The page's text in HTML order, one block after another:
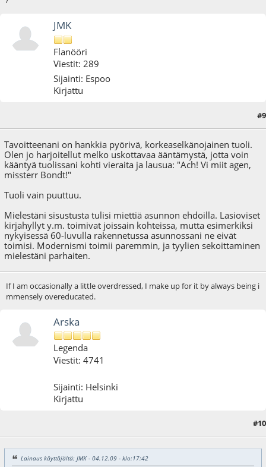
JMK
Flanööri
Viestit: 289
Sijainti: Espoo
Kirjattu
#9
Tavoitteenani on hankkia pyörivä, korkeaselkänojainen tuoli.
Olen jo harjoitellut melko uskottavaa ääntämystä, jotta voin
kääntyä tuolissani kohti vieraita ja lausua: "Ach! Vi miit agen,
missterr Bondt!"
Tuoli vain puuttuu.
Mielestäni sisustusta tulisi miettiä asunnon ehdoilla. Lasioviset
kirjahyllyt y.m. toimivat joissain kohteissa, mutta esimerkiksi
nykyisessä 60-luvulla rakennetussa asunnossani ne eivät
toimisi. Modernismi toimii paremmin, ja tyylien sekoittaminen
mielestäni parhaiten.
If I am occasionally a little overdressed, I make up for it by always being i
mmensely overeducated.
Arska
Legenda
Viestit: 4741
Sijainti: Helsinki
Kirjattu
#10
Lainaus käyttäjältä: JMK - 04.12.09 - klo:17:42